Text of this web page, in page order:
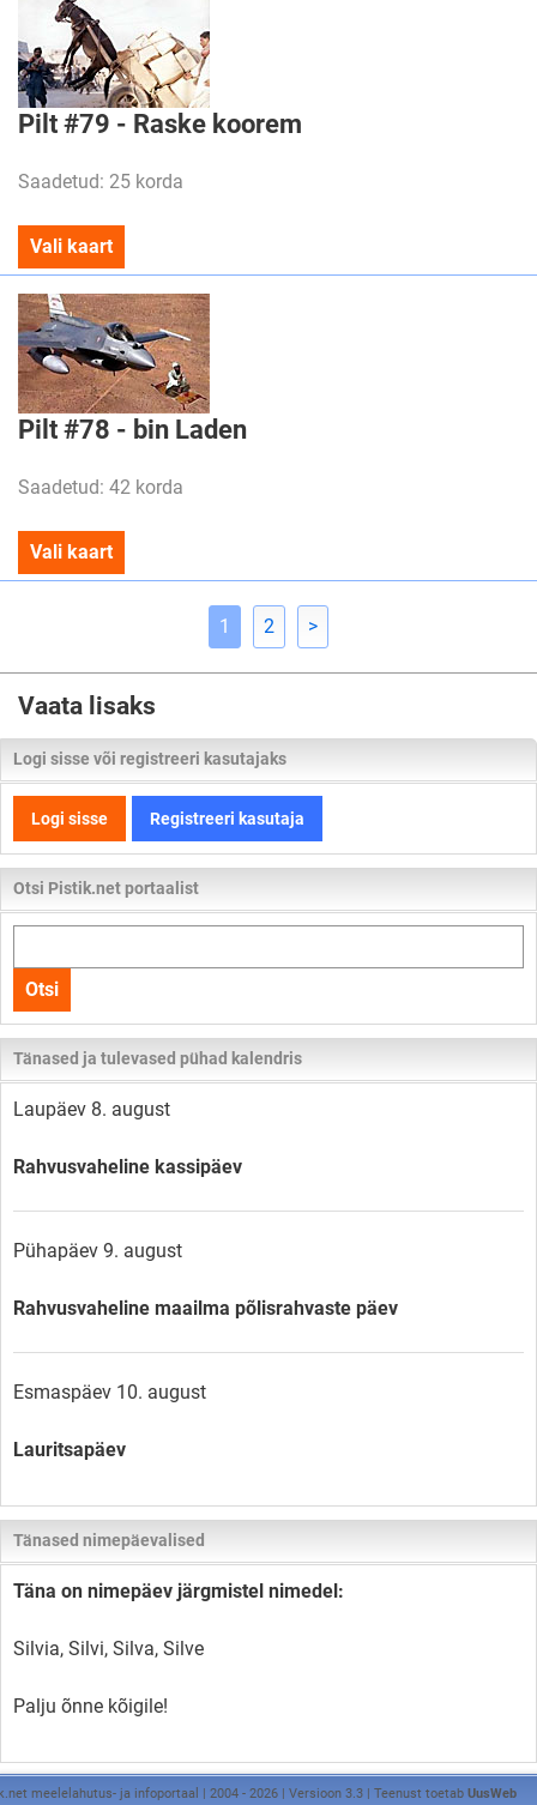
Pilt #79 - Raske koorem
Saadetud: 25 korda
Vali kaart
Pilt #78 - bin Laden
Saadetud: 42 korda
Vali kaart
1 2 >
Vaata lisaks
Logi sisse või registreeri kasutajaks
Logi sisse Registreeri kasutaja
Otsi Pistik.net portaalist
kogu
lehelt
Otsi
Tänased ja tulevased pühad kalendris
Laupäev 8. august
Rahvusvaheline kassipäev
Pühapäev 9. august
Rahvusvaheline maailma põlisrahvaste päev
Esmaspäev 10. august
Lauritsapäev
Tänased nimepäevalised
Täna on nimepäev järgmistel nimedel:
Silvia, Silvi, Silva, Silve
Palju õnne kõigile!
meelelahutus- ja infoportaal | 2004 - 2026 | Versioon 3.3 | Teenust toetab UusWeb